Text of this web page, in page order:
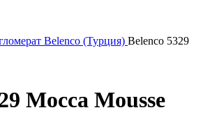
Belenco (Турция) Belenco 5329
Mocca Mousse